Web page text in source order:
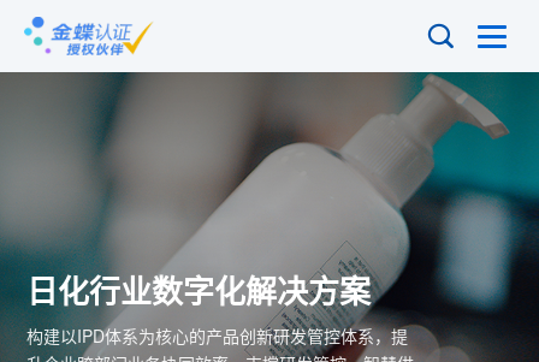

日化行业数字化解决方案
构建以IPD体系为核心的产品创新研发管控体系，提